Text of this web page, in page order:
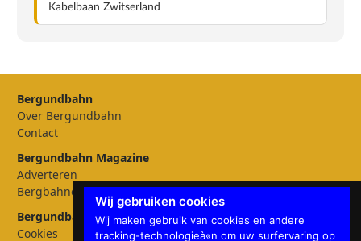
Wij gebruiken cookies
Wij maken gebruik van cookies en andere
tracking-technologieà«n om uw surfervaring op
Kabelbaan Zwitserland
Bergundbahn
Over Bergundbahn
Contact
Bergundbahn Magazine
Adverteren
Bergbahnen
Bergundbahn Instellingen
Cookies